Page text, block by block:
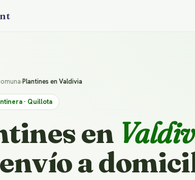
›Plantines en Valdivia
· Quillota
en
a